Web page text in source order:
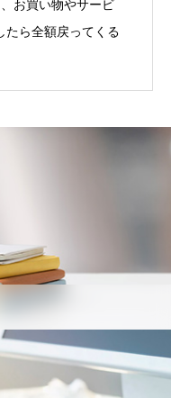
お買い物やサービ
たら全額戻ってくる